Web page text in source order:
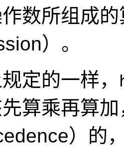
数所组成
） 。
定的一样，
算乘再算
） 的